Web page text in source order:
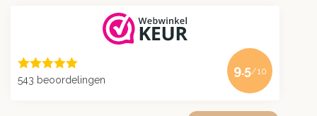
543 beoordelingen
9.5/10